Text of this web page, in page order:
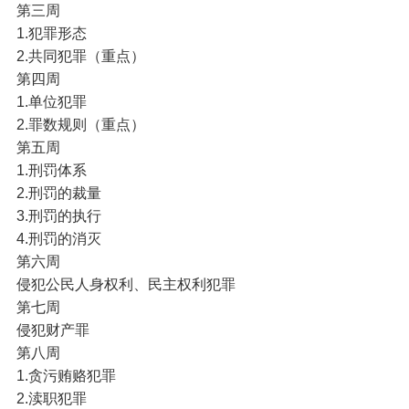
第三周
1.犯罪形态
2.共同犯罪（重点）
第四周
1.单位犯罪
2.罪数规则（重点）
第五周
1.刑罚体系
2.刑罚的裁量
3.刑罚的执行
4.刑罚的消灭
第六周
侵犯公民人身权利、民主权利犯罪
第七周
侵犯财产罪
第八周
1.贪污贿赂犯罪
2.渎职犯罪